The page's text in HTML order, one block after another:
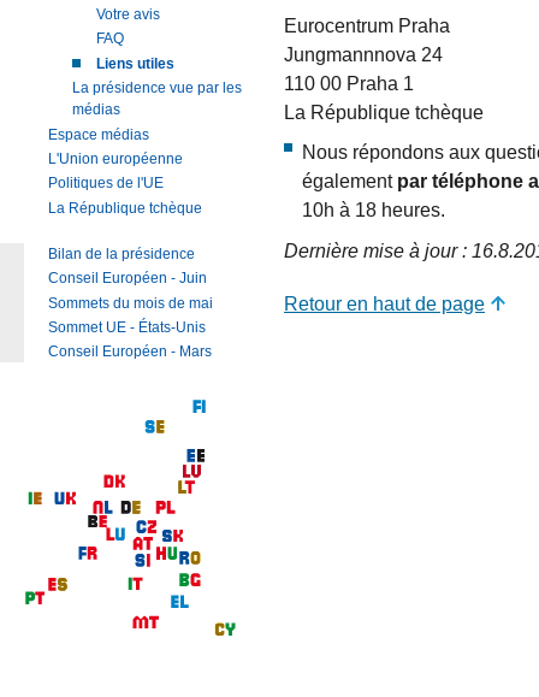
Eurocentrum Praha
Jungmannnova 24
110 00 Praha 1
La République tchèque
Nous répondons aux
également par téléphone
10h à 18 heures.
Dernière mise à jour :
Retour en haut de page
Votre avis
FAQ
Liens utiles
La présidence vue par les
médias
Espace médias
L'Union européenne
Politiques de l'UE
La République tchèque
Bilan de la présidence
Conseil Européen - Juin
Sommets du mois de mai
Sommet UE - États-Unis
Conseil Européen - Mars